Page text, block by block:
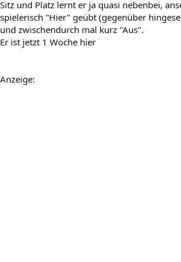
Sitz und Platz lernt er ja quasi nebenbei,
spielerisch "Hier" geübt (gegenüber
und zwischendurch mal kurz "Aus".
Er ist jetzt 1 Woche hier
Anzeige: